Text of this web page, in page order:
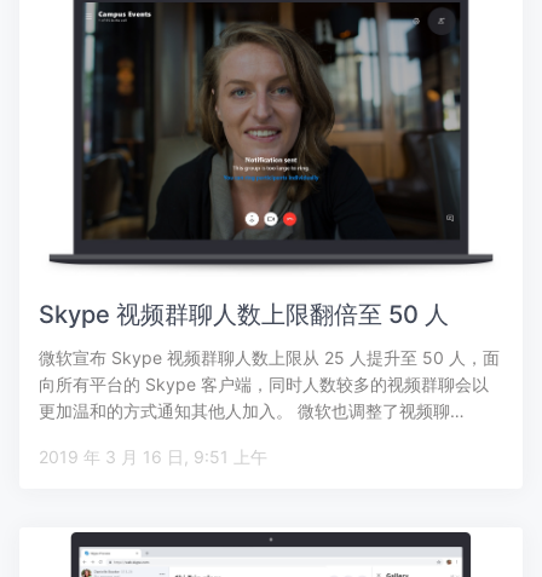
Skype 视频群聊人数上限翻倍至 50 人
微软宣布 Skype 视频群聊人数上限从 25 人提升至 50 人，面
向所有平台的 Skype 客户端，同时人数较多的视频群聊会以
更加温和的方式通知其他人加入。 微软也调整了视频聊…
2019 年 3 月 16 日, 9:51 上午